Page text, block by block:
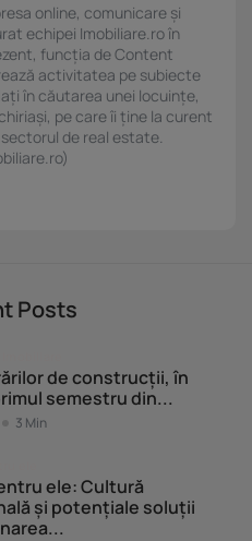
online, comunicare și
echipei Imobiliare.ro în
funcția de Content
activitatea pe subiecte
în căutarea unei locuințe,
pe care îi ține la curent
de real estate.
Posts
de construcții, în
semestru din...
3 Min
ele: Cultură
și potențiale soluții